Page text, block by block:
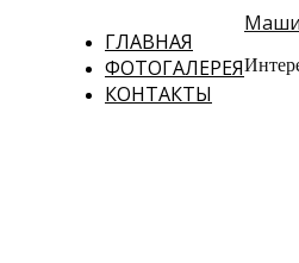
ГЛАВНАЯ
ФОТОГАЛЕРЕЯ
КОНТАКТЫ